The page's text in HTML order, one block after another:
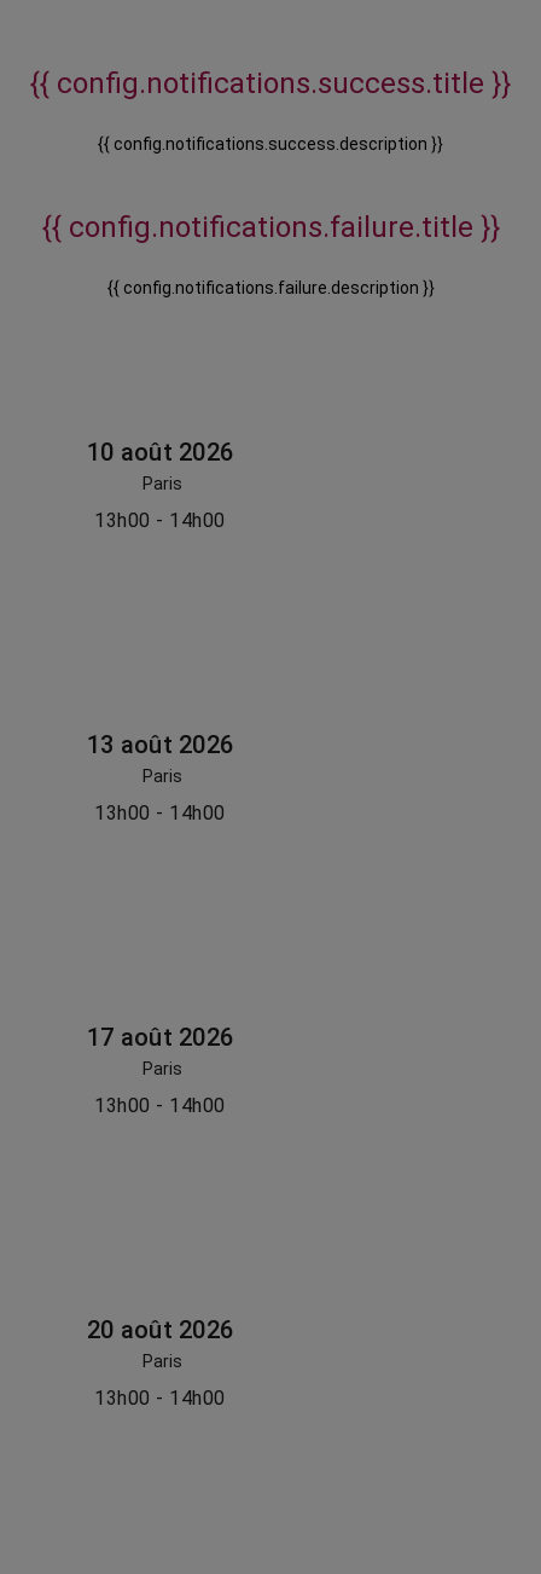
{{ config.notifications.success.title }}
{{ config.notifications.success.description }}
{{ config.notifications.failure.title }}
{{ config.notifications.failure.description }}
10 août 2026
Paris
13h00 - 14h00
13 août 2026
Paris
13h00 - 14h00
17 août 2026
Paris
13h00 - 14h00
20 août 2026
Paris
13h00 - 14h00